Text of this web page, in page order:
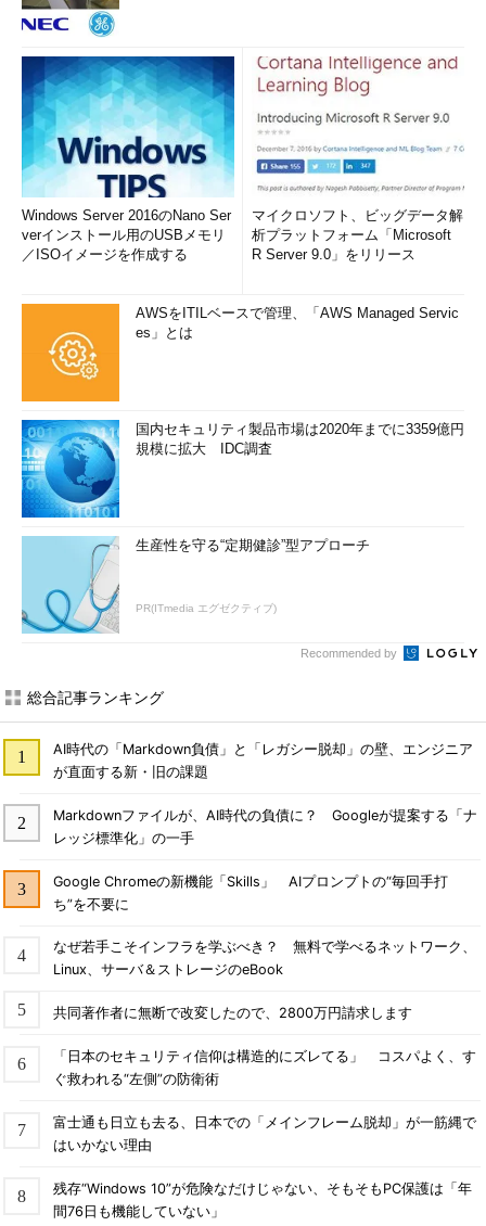
Windows Server 2016のNano Ser
verインストール用のUSBメモリ
／ISOイメージを作成する
マイクロソフト、ビッグデータ解
析プラットフォーム「Microsoft
R Server 9.0」をリリース
AWSをITILベースで管理、「AWS Managed Servic
es」とは
国内セキュリティ製品市場は2020年までに3359億円
規模に拡大 IDC調査
生産性を守る“定期健診”型アプローチ
PR(ITmedia エグゼクティブ)
Recommended by
総合記事ランキング
AI時代の「Markdown負債」と「レガシー脱却」の壁、エンジニア
が直面する新・旧の課題
Markdownファイルが、AI時代の負債に？ Googleが提案する「ナ
レッジ標準化」の一手
Google Chromeの新機能「Skills」 AIプロンプトの“毎回手打
ち”を不要に
なぜ若手こそインフラを学ぶべき？ 無料で学べるネットワーク、
Linux、サーバ＆ストレージのeBook
共同著作者に無断で改変したので、2800万円請求します
「日本のセキュリティ信仰は構造的にズレてる」 コスパよく、す
ぐ救われる“左側”の防衛術
富士通も日立も去る、日本での「メインフレーム脱却」が一筋縄で
はいかない理由
残存“Windows 10”が危険なだけじゃない、そもそもPC保護は「年
間76日も機能していない」